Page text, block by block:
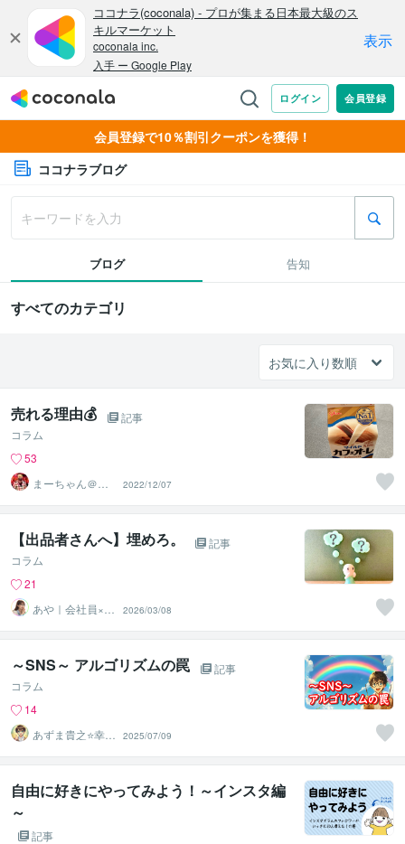
会員登録で10％割引クーポンを獲得！
ココナラブログ
ブログ 告知
すべてのカテゴリ
売れる理由💰
記事
コラム
53
まーちゃん＠霊
視13年2600人以
上鑑定
2022/12/07
【出品者さんへ】埋めろ。
記事
コラム
21
あや｜会社員×悩
み相談_二刀流メ
ガネ女子
2026/03/08
～SNS～ アルゴリズムの罠
記事
コラム
14
あずま貴之⭐幸せ
自分軸の生き方
育成コーチ
2025/07/09
自由に好きにやってみよう！～インスタ編
～
記事